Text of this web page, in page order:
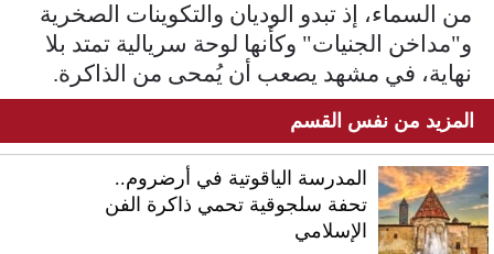
من السماء، إذ تبدو الوديان والتكوينات الصخرية
و"مداخن الجنيات" وكأنها لوحة سريالية تمتد بلا
نهاية، في مشهد يصعب أن يُمحى من الذاكرة.
المزيد من نفس القسم
المدرسة الياقوتية في أرضروم..
تحفة سلجوقية تحمي ذاكرة الفن
الإسلامي